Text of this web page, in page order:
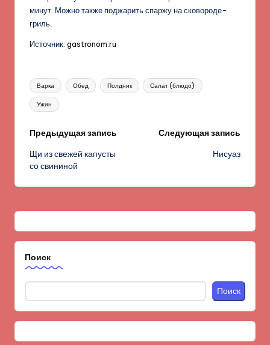
минут. Можно также поджарить спаржу на сковороде-
гриль.
Источник: gastronom.ru
Метки:
Варка Обед Полдник Салат (блюдо)
Ужин
Навигация
записи
Предыдущая запись
Щи из свежей капусты
со свининой
Следующая запись
Нисуаз
Поиск
Поиск